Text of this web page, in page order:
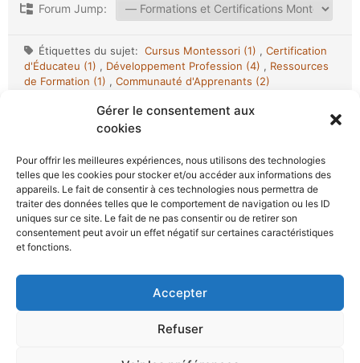
Gérer le consentement aux
cookies
Pour offrir les meilleures expériences, nous utilisons des technologies
telles que les cookies pour stocker et/ou accéder aux informations des
appareils. Le fait de consentir à ces technologies nous permettra de
traiter des données telles que le comportement de navigation ou les ID
uniques sur ce site. Le fait de ne pas consentir ou de retirer son
consentement peut avoir un effet négatif sur certaines caractéristiques
et fonctions.
Accepter
Refuser
Forum Jump:
Étiquettes du sujet: Cursus Montessori (1) , Certification
d'Éducateu (1) , Développement Profession (4) , Ressources
de Formation (1) , Communauté d'Apprenants (2)
Plongez dans l’univers Montessori avec notre blog, guide
essentiel pour parents et éducateurs. Découvrez comment
mettre en œuvre cette approche pédagogique à travers des
bibliothèque et le lit Montessori, ainsi qu’une sélection de
jeux pour stimuler l’autonomie et la curiosité des enfants.
Avec Apprentissage Montessori, accompagnez le
développement harmonieux de votre enfant.